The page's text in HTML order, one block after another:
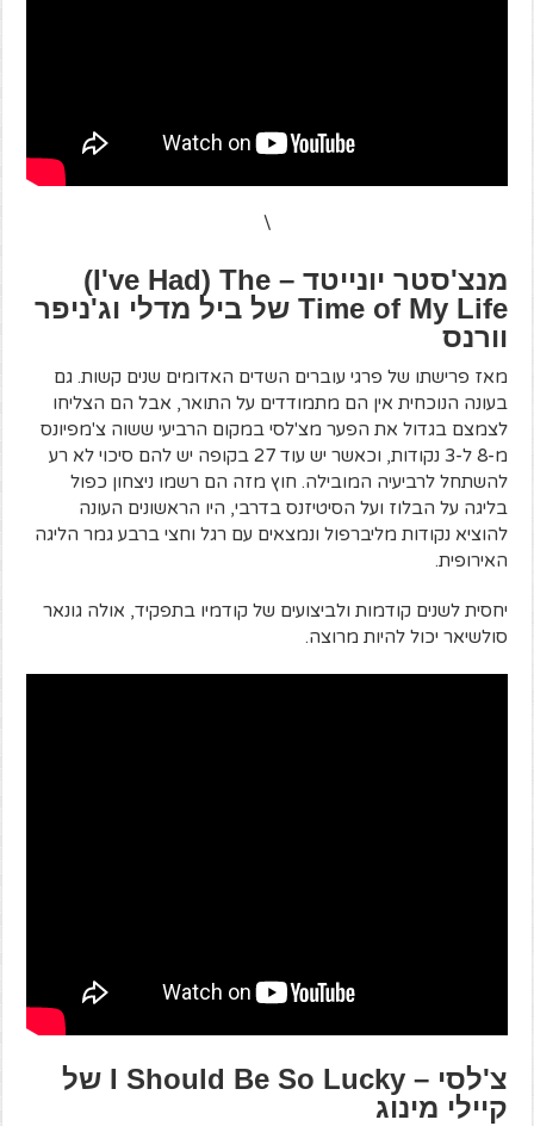
\
מנצ'סטר יונייטד – ‎(I've Had) The
Time of My Life של ביל מדלי וג'ניפר
וורנס
מאז פרישתו של פרגי עוברים השדים האדומים שנים קשות. גם
בעונה הנוכחית אין הם מתמודדים על התואר, אבל הם הצליחו
לצמצם בגדול את הפער מצ'לסי במקום הרביעי ששוה צ'מפיונס
מ-8 ל-3 נקודות, וכאשר יש עוד 27 בקופה יש להם סיכוי לא רע
להשתחל לרביעיה המובילה. חוץ מזה הם רשמו ניצחון כפול
בליגה על הבלוז ועל הסיטיזנס בדרבי, היו הראשונים העונה
להוציא נקודות מליברפול ונמצאים עם רגל וחצי ברבע גמר הליגה
האירופית.
יחסית לשנים קודמות ולביצועים של קודמיו בתפקיד, אולה גונאר
סולשיאר יכול להיות מרוצה.
צ'לסי – I Should Be So Lucky של
קיילי מינוג